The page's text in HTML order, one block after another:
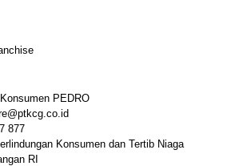
PEDRO
877
Konsumen dan Tertib Niaga
RI